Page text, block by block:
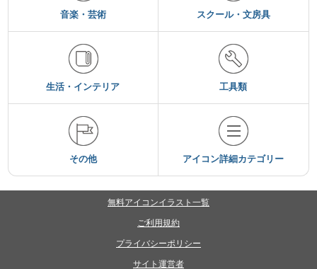
音楽・芸術 スクール・文房具
生活・インテリア 工具類
その他 アイコン詳細カテゴリー
無料アイコンイラスト一覧
ご利用規約
プライバシーポリシー
サイト運営者